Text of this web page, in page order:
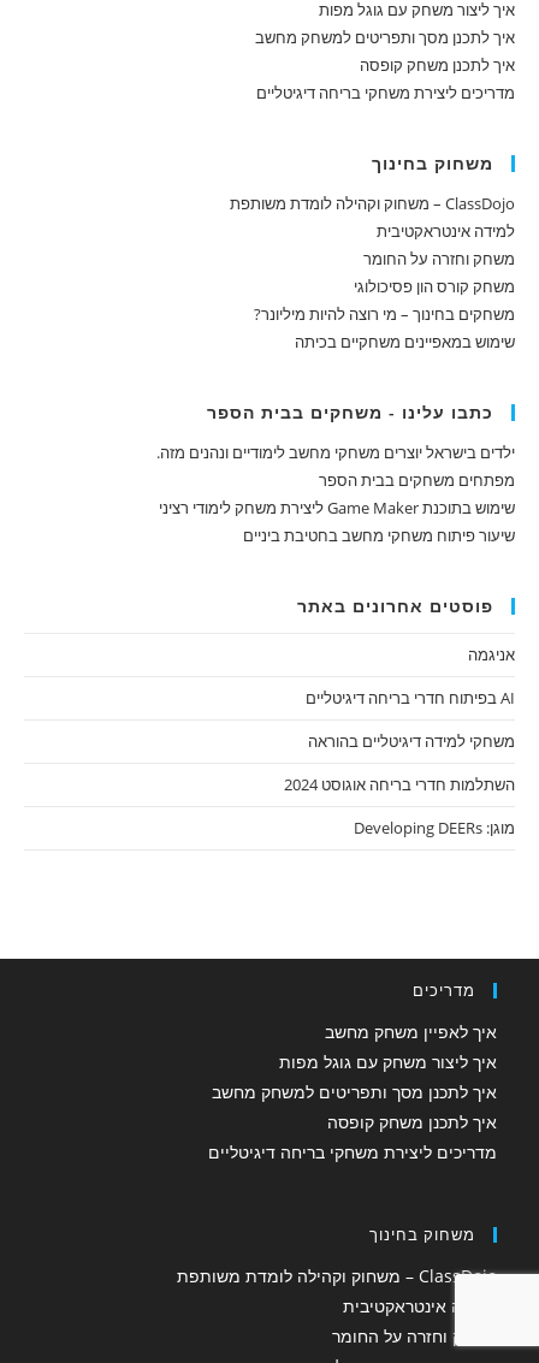
איך ליצור משחק עם גוגל מפות
איך לתכנן מסך ותפריטים למשחק מחשב
איך לתכנן משחק קופסה
מדריכים ליצירת משחקי בריחה דיגיטליים
משחוק בחינוך
ClassDojo – משחוק וקהילה לומדת משותפת
למידה אינטראקטיבית
משחק וחזרה על החומר
משחק קורס הון פסיכולוגי
משחקים בחינוך – מי רוצה להיות מיליונר?
שימוש במאפיינים משחקיים בכיתה
כתבו עלינו - משחקים בבית הספר
ילדים בישראל יוצרים משחקי מחשב לימודיים ונהנים מזה.
מפתחים משחקים בבית הספר
שימוש בתוכנת Game Maker ליצירת משחק לימודי רציני
שיעור פיתוח משחקי מחשב בחטיבת ביניים
פוסטים אחרונים באתר
אניגמה
AI בפיתוח חדרי בריחה דיגיטליים
משחקי למידה דיגיטליים בהוראה
השתלמות חדרי בריחה אוגוסט 2024
מוגן: Developing DEERs
מדריכים
איך לאפיין משחק מחשב
איך ליצור משחק עם גוגל מפות
איך לתכנן מסך ותפריטים למשחק מחשב
איך לתכנן משחק קופסה
מדריכים ליצירת משחקי בריחה דיגיטליים
משחוק בחינוך
ClassDojo – משחוק וקהילה לומדת משותפת
למידה אינטראקטיבית
משחק וחזרה על החומר